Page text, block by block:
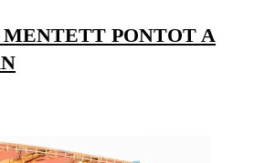
PONTOT A